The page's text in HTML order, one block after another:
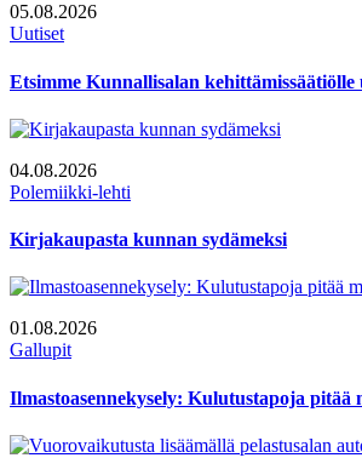
05.08.2026
Uutiset
Etsimme Kunnallisalan
04.08.2026
Polemiikki-lehti
Kirjakaupasta kunnan sydämeksi
01.08.2026
Gallupit
Ilmastoasennekysely: Kulutustapoja pitää